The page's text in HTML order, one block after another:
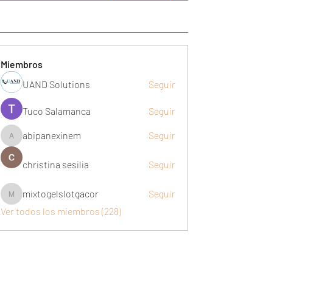
Miembros
UAND Solutions
Seguir
Tuco Salamanca Seguir
abipanexinem
abipanexinem Seguir
christina sesilia Seguir
mixtogelslotgacor
mixtogelslotgacor
Seguir
Ver todos los miembros (228)